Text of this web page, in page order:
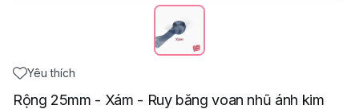
Yêu thích
Rộng 25mm - Xám - Ruy băng voan nhũ ánh kim